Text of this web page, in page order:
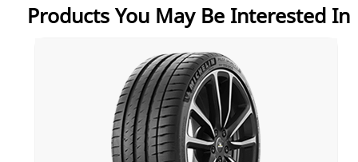
- معتمدة - تم اعتمادها ونالت استحسان بورش وأودي وبي
إم دبليو ومرسيدس وأيه إم جي وجاكوار ولاند روفر وتيسلا
وفولفو وألفا روميو.
(2) - الكبح على الطرق المبتلة - وفق اختبارات الكبح على
من إطار ميشلان لاتيتود سبورت، مقارنة بالإطارات
Products You May Be Interested In